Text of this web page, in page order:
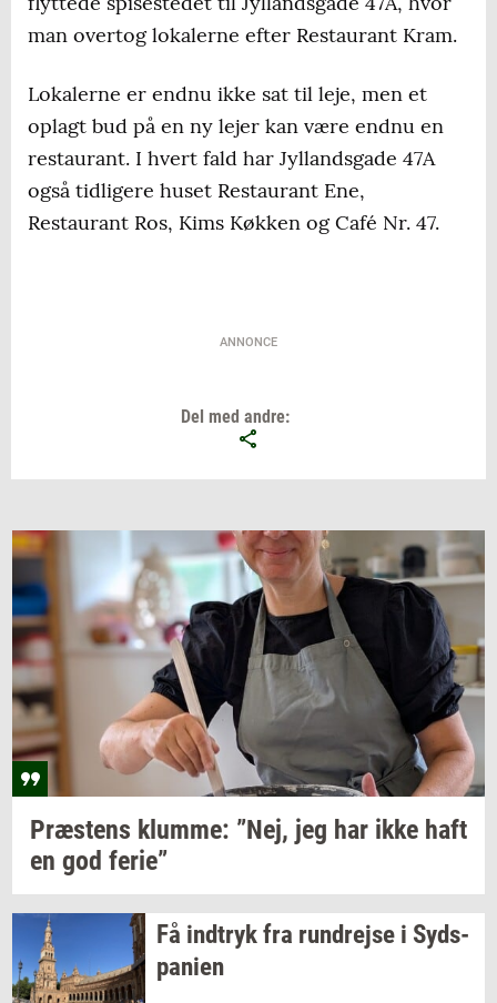
man overtog lokalerne efter Restaurant Kram.
Lokalerne er endnu ikke sat til leje, men et
oplagt bud på en ny lejer kan være endnu en
restaurant. I hvert fald har Jyllandsgade 47A
også tidligere huset Restaurant Ene,
Restaurant Ros, Kims Køkken og Café Nr. 47.
ANNONCE
Del med andre:
Præ­stens klum­me: ”Nej, jeg har ikke haft
en god ferie”
Få ind­trykfra run­drej­se i Syds­
pa­ni­en